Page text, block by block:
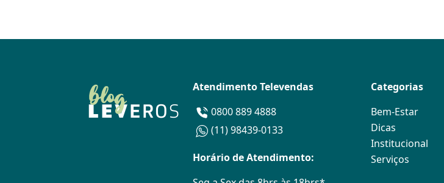
Atendimento Televendas
0800 889 4888
(11) 98439-0133
Horário de Atendimento:
Categorias
Bem-Estar
Dicas
Institucional
Serviços